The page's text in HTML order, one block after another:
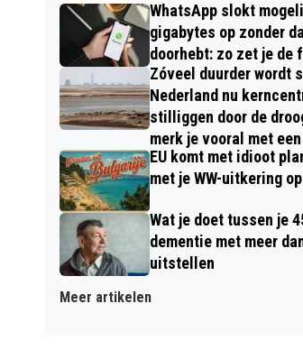
WhatsApp slokt
gigabytes op zonder
doorhebt: zo zet je de
Zóveel duurder wordt
Nederland nu
stilliggen door de
merk je vooral met
contract
EU komt met idioot
met je WW-uitkering
Wat je doet tussen je
dementie met meer
uitstellen
Meer artikelen